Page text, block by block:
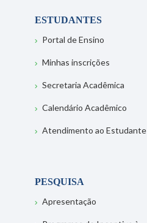
ESTUDANTES
Portal de Ensino
Minhas inscrições
Secretaria Acadêmica
Calendário Acadêmico
Atendimento ao Estudante
PESQUISA
Apresentação